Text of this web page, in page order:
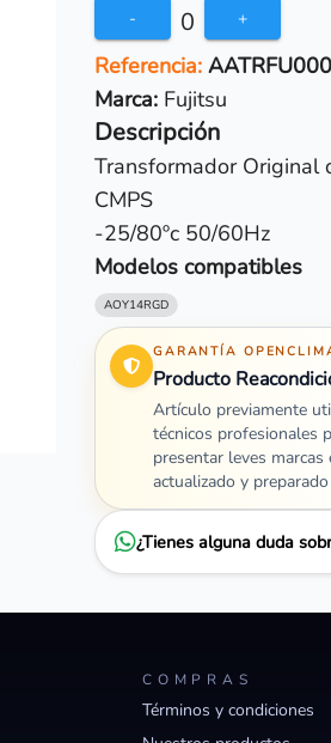
- 0 +
Referencia:
Marca: Fujitsu
Descripción
Transformador Original
CMPS
-25/80ºc 50/60Hz
Modelos compatibles
AOY14RGD
GARANTÍA
Producto
Artículo previamente
técnicos profesionales
presentar leves
actualizado y
¿Tienes alguna duda
COMPRAS
Términos y condiciones